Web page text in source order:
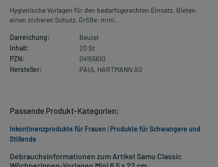
Hygienische Vorlagen für den bedarfsgerechten Einsatz. Bieten
einen sicheren Schutz. Größe: mini.
Darreichung:
Beutel
Inhalt:
20 St
PZN:
04155610
Hersteller:
PAUL HARTMANN AG
Gebrauchsinformationen zum Artikel Samu Classic
Passende Produkt-Kategorien:
Inkontinenzprodukte für Frauen | Produkte für Schwangere und
Stillende